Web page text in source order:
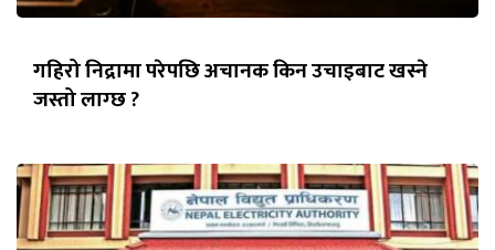
गहिरो निद्रामा परेपछि अचानक किन उचाइबाट खस्ने
जस्तो लाग्छ ?